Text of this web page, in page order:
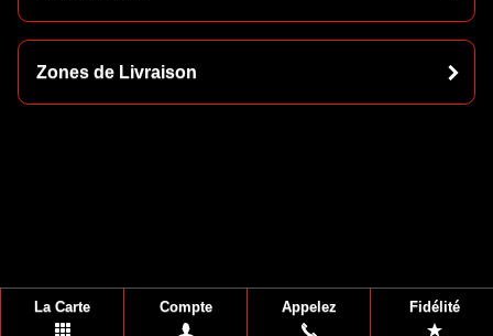
Zones de Livraison
La Carte Compte Appelez Fidélité